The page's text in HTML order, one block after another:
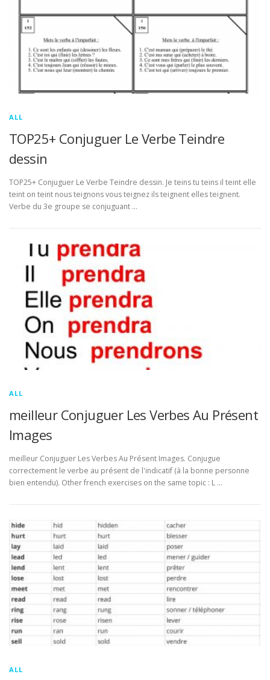
ALL
TOP25+ Conjuguer Le Verbe Teindre
dessin
TOP25+ Conjuguer Le Verbe Teindre dessin. Je teins tu teins il teint elle
teint on teint nous teignons vous teignez ils teignent elles teignent.
Verbe du 3e groupe se conjuguant …
ALL
meilleur Conjuguer Les Verbes Au Présent
Images
meilleur Conjuguer Les Verbes Au Présent Images. Conjugue
correctement le verbe au présent de l'indicatif (à la bonne personne
bien entendu). Other french exercises on the same topic : L …
ALL